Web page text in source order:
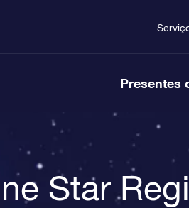
Presentes
Star